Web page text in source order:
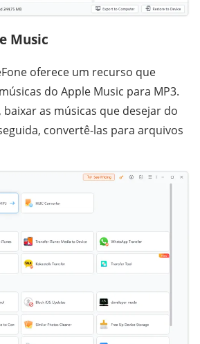
Music
oferece um recurso que
do Apple Music para MP3.
as músicas que desejar do
convertê-las para arquivos